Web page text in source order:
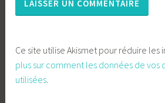
Ce site utilise Akismet pour réduire les
plus sur comment les données de vos
utilisées